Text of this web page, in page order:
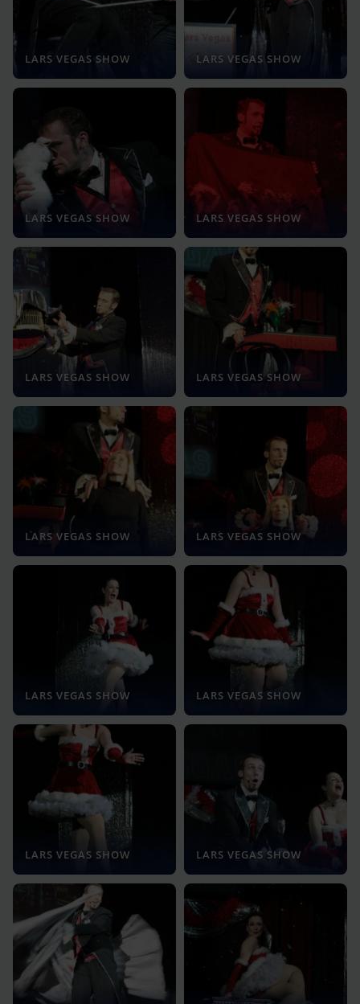
LARS VEGAS SHOW LARS VEGAS SHOW
LARS VEGAS SHOW LARS VEGAS SHOW
LARS VEGAS SHOW LARS VEGAS SHOW
LARS VEGAS SHOW LARS VEGAS SHOW
LARS VEGAS SHOW LARS VEGAS SHOW
LARS VEGAS SHOW LARS VEGAS SHOW